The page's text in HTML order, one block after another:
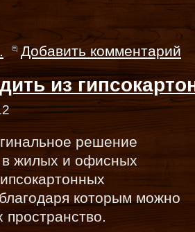
Добавить комментарий
из
решение
в жилых и офисных
которым можно
пространство.